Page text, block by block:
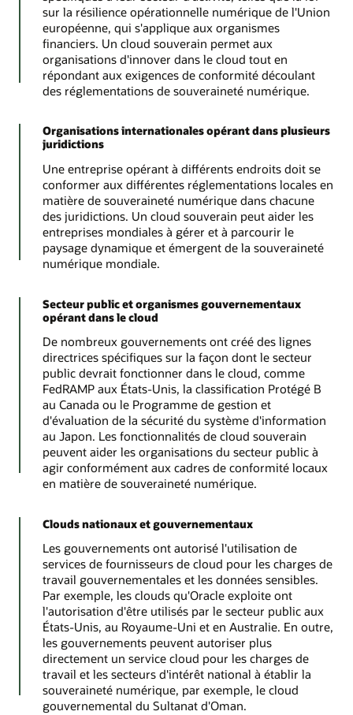
sur la résilience opérationnelle numérique de l'Union
européenne, qui s'applique aux organismes
financiers. Un cloud souverain permet aux
organisations d'innover dans le cloud tout en
répondant aux exigences de conformité découlant
des réglementations de souveraineté numérique.
Organisations internationales opérant dans plusieurs
juridictions
Une entreprise opérant à différents endroits doit se
conformer aux différentes réglementations locales en
matière de souveraineté numérique dans chacune
des juridictions. Un cloud souverain peut aider les
entreprises mondiales à gérer et à parcourir le
paysage dynamique et émergent de la souveraineté
numérique mondiale.
Secteur public et organismes gouvernementaux
opérant dans le cloud
De nombreux gouvernements ont créé des lignes
directrices spécifiques sur la façon dont le secteur
public devrait fonctionner dans le cloud, comme
FedRAMP aux États-Unis, la classification Protégé B
au Canada ou le Programme de gestion et
d'évaluation de la sécurité du système d'information
au Japon. Les fonctionnalités de cloud souverain
peuvent aider les organisations du secteur public à
agir conformément aux cadres de conformité locaux
en matière de souveraineté numérique.
Clouds nationaux et gouvernementaux
Les gouvernements ont autorisé l'utilisation de
services de fournisseurs de cloud pour les charges de
travail gouvernementales et les données sensibles.
Par exemple, les clouds qu'Oracle exploite ont
l'autorisation d'être utilisés par le secteur public aux
États-Unis, au Royaume-Uni et en Australie. En outre,
les gouvernements peuvent autoriser plus
directement un service cloud pour les charges de
travail et les secteurs d'intérêt national à établir la
souveraineté numérique, par exemple, le cloud
gouvernemental du Sultanat d'Oman.